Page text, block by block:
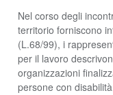
Nel corso degli
territorio forniscono
(L.68/99), i
per il lavoro
organizzazioni
persone con